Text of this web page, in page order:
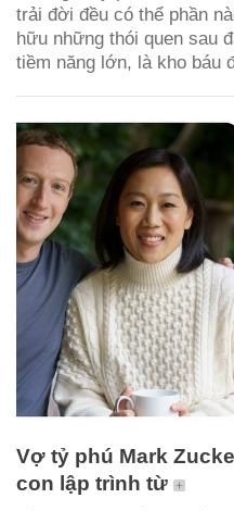
trải đời đều có thể phần
hữu những thói quen sau
tiềm năng lớn, là kho báu
Vợ tỷ phú Mark
con lập trình từ